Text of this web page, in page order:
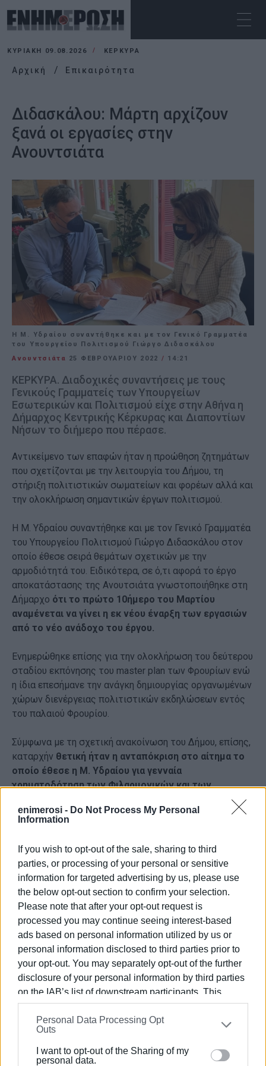
enimerosi - Do Not Process My Personal
Information
If you wish to opt-out of the sale, sharing to third
parties, or processing of your personal or sensitive
information for targeted advertising by us, please use
the below opt-out section to confirm your selection.
Please note that after your opt-out request is
processed you may continue seeing interest-based
ads based on personal information utilized by us or
personal information disclosed to third parties prior to
your opt-out. You may separately opt-out of the further
disclosure of your personal information by third parties
on the IAB’s list of downstream participants. This
information may also be disclosed by us to third parties
on theIAB’s List of Downstream Participants
that may
further disclose it to other third parties.
Please note that this website/app uses one or more
Personal Data Processing Opt
Outs
I want to opt-out of the Sharing of my
personal data.
ΚΥΡΙΑΚΉ 09.08.2026 ΚΕΡΚΥΡΑ
Αρχική Επικαιρότητα
Διδασκάλου: Μάρτη αρχίζουν
ξανά οι εργασίες στην
Ανουντσιάτα
Η Μ. Υδραίου συναντήθηκε και με τον Γενικό Γραμματέα
του Υπουργείου Πολιτισμού Γιώργο Διδασκάλου
Ανουντσιάτα 25 ΦΕΒΡΟΥΑΡΊΟΥ 2022 / 14:21
ΚΕΡΚΥΡΑ. Διαδοχικές συναντήσεις με τους
Γενικούς Γραμματείς των Υπουργείων
Εσωτερικών και Πολιτισμού είχε στην Αθήνα η
Δήμαρχος Κεντρικής Κέρκυρας και Διαποντίων
Νήσων το διήμερο που πέρασε.
Αντικείμενο των επαφών ήταν η προώθηση ζητημάτων
που σχετίζονται με την λειτουργία του Δήμου, τη
στήριξη πολιτιστικών σωματείων και φορέων αλλά και
την ολοκλήρωση σημαντικών έργων πολιτισμού.
Η Μ. Υδραίου συναντήθηκε και με τον Γενικό Γραμματέα
του Υπουργείου Πολιτισμού Γιώργο Διδασκάλου στον
οποίο έθεσε σειρά θεμάτων σχετικών με την
αρμοδιότητά του. Ειδικότερα, σε ό,τι αφορά το έργο
αποκατάστασης της Ανουτσιάτα γνωστοποιήθηκε στη
Δήμαρχο ότι το πρώτο 10ήμερο του Μαρτίου
αναμένεται να γίνει η εκ νέου έναρξη των εργασιών
από το νέο ανάδοχο του έργου.
Ενημερώθηκε επίσης για την ολοκλήρωση του δεύτερου
σταδίου εκπόνησης του master plan των Φρουρίων ενώ
η ίδια επεσήμανε την ανάγκη δημιουργίας οργανωμένων
χώρων διενέργειας πολιτιστικών εκδηλώσεων εντός
του παλαιού Φρουρίου.
Σύμφωνα με τη σχετική ανακοίνωση του Δήμου, επίσης,
καταρχήν θετική ήταν η ανταπόκριση στο αίτημα το
οποίο έθεσε η Μ. Υδραίου για γενναία
χρηματοδότηση των Φιλαρμονικών και των
υλικοτεχνικής υποδομής που θα βοηθήσει τον
απαιτούνται περαιτέρω ενέργειες και συνεννοήσεις οι
οποίες θα γίνουν το επόμενο χρονικό διάστημα.
Στη συνάντηση την οποία είχε η Δήμαρχος Κεντρικής
Κέρκυρας με τον
Γενικό Γραμματέα του Υπουργείου
Εσωτερικών Μιχάλη Σταυριανουδάκη
τέθηκαν
ζητήματα οικονομικής και λειτουργικής φύσεως.
Ειδικότερα, η κ. Υδραίου ως Δήμαρχος, Πρόεδρος της
ΔΕΥΑΚ και ως μέλος του Δ.Σ. της ΚΕΔΕ έθεσε μετ'
κόστους λόγω των ανατιμήσεων.
ότι ήδη έχει συσταθεί επιτροπή από τα Υπουργεία